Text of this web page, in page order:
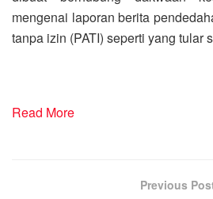
mengenai laporan berita
tanpa izin (PATI) seperti yang tular
Read More
Previous